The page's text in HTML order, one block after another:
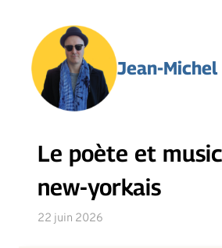
Jean-
Le poète et
new-yorkais
22 juin 2026